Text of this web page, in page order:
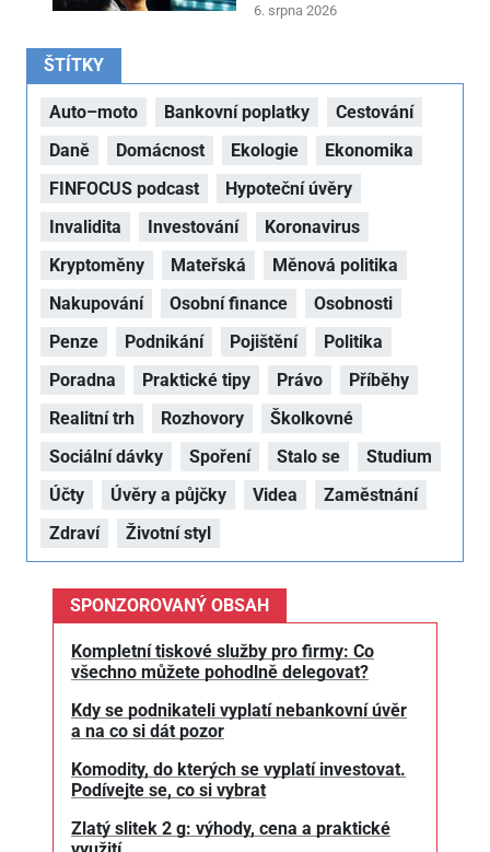
6. srpna 2026
ŠTÍTKY
Auto–moto Bankovní poplatky
Cestování
Daně
Domácnost Ekologie
Ekonomika
FINFOCUS podcast
Hypoteční úvěry
Invalidita
Investování
Koronavirus
Kryptoměny
Mateřská
Měnová politika
Nakupování
Osobní finance
Osobnosti
Penze
Podnikání Pojištění
Politika
Poradna
Praktické tipy Právo
Příběhy
Realitní trh
Rozhovory
Školkovné
Sociální dávky
Spoření Stalo se
Studium
Účty
Úvěry a půjčky Videa
Zaměstnání
Zdraví
Životní styl
SPONZOROVANÝ OBSAH
Kompletní tiskové služby pro firmy: Co
všechno můžete pohodlně delegovat?
Kdy se podnikateli vyplatí nebankovní úvěr
a na co si dát pozor
Komodity, do kterých se vyplatí investovat.
Podívejte se, co si vybrat
Zlatý slitek 2 g: výhody, cena a praktické